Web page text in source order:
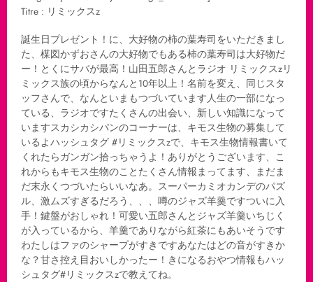
Titre : リミックスz
誕生日プレゼント！に、大好物の柿の葉寿司をいただきまし
た、楳図かずおさんの大好物でもある柿の葉寿司は大好物だ
ー！とくにサバが最高！山田五郎さんとラジオ リミックスzリ
ミックス族の頃からなんと10年以上！名前を変え、同じスタ
ッフさんで、なんといまもつづいています人生の一部になっ
ている、ラジオですたくさんの出会い、新しい知識になって
いますスカシカシパンのコーナーは、キモス生物の募集して
いるよハッシュタグ #リミックスzで、キモス生物情報書いて
くれたらガンガン拾っちゃうよ！ありがとうございます、こ
れからもキモス生物のことたくさん情報まってます、まだま
だ末永くつづいたらいいなあ。スーパーカミオカンデのパズ
ル、激ムズすぎるだろう、、、噂のジャズ羊羹ですついに入
手！鍵盤がおしゃれ！可愛い五郎さんとジャズ羊羹いちじく
が入っているから、羊羹でありながら紅茶にもあいそうです
わたしはファのシャープがすきですあなたはどの音がすきか
な？甘さ控え目おいしかったー！きになるおやつ情報もハッ
シュタグ#リミックスzで教えてね。